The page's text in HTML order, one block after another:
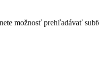
možnosť prehľadávať